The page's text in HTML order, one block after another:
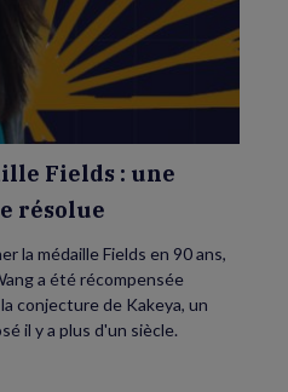
Wang,
médaille
Fields
une
énigme
centenaire
résolue
Fields : une
résolue
la médaille Fields en 90 ans,
a été récompensée
conjecture de Kakeya, un
il y a plus d'un siècle.